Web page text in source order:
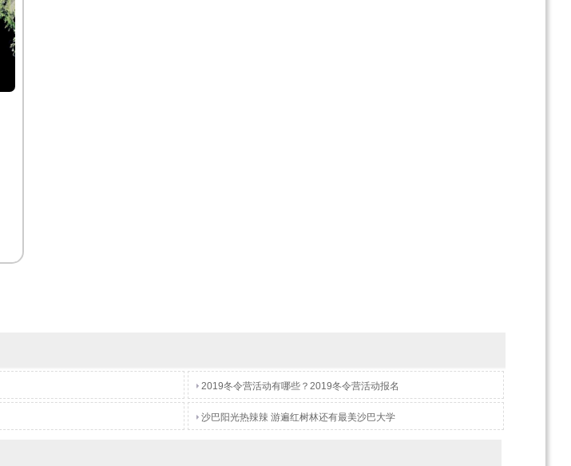
2019冬令营活动有哪些？2019冬令营活动报名
沙巴阳光热辣辣 游遍红树林还有最美沙巴大学